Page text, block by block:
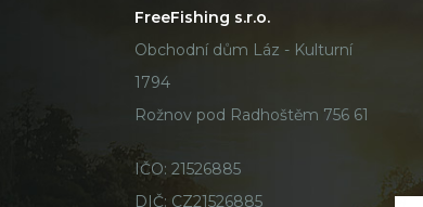
FreeFishing s.r.o.
Obchodní dům Láz - Kulturní
1794
Rožnov pod Radhoštěm 756 61
IČO: 21526885
DIČ: CZ21526885